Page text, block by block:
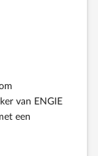
van ENGIE
een